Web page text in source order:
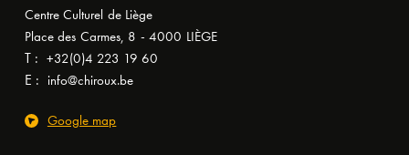
Centre Culturel de Liège
Place des Carmes, 8 - 4000 LIÈGE
T : +32(0)4 223 19 60
E : info@chiroux.be
Google map